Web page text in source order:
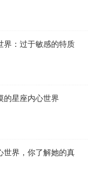
界：过于敏感的特质
的星座内心世界
世界，你了解她的真